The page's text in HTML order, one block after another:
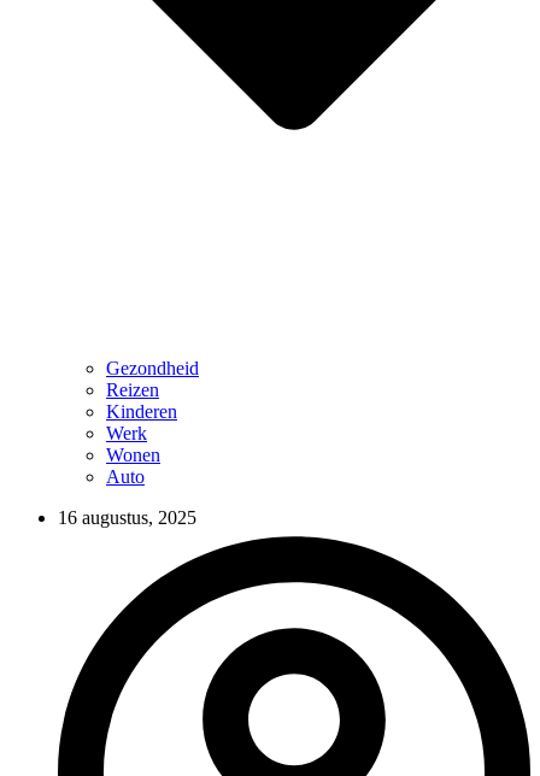
Gezondheid
Reizen
Kinderen
Werk
Wonen
Auto
16 augustus, 2025